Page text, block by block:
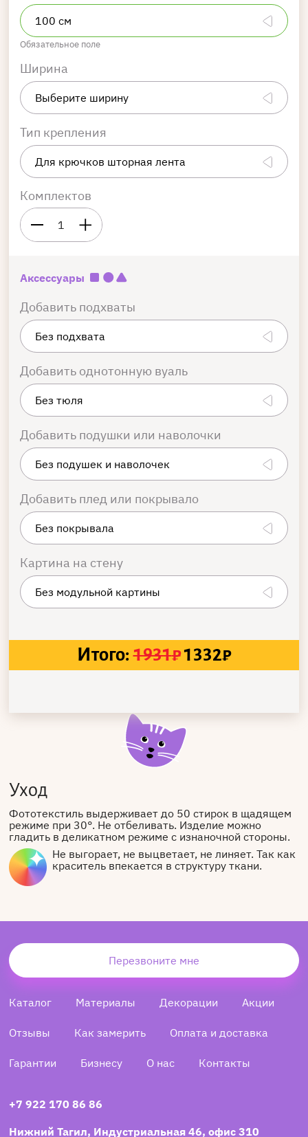
Обязательное поле
Ширина
Тип крепления
Комплектов
1
Аксессуары
Добавить подхваты
Добавить однотонную вуаль
Добавить подушки или наволочки
Добавить плед или покрывало
Картина на стену
Итого: 1931₽1332₽
Уход
Фототекстиль выдерживает до 50 стирок в щадящем
режиме при 30°. Не отбеливать. Изделие можно
гладить в деликатном режиме с изнаночной стороны.
Не выгорает, не выцветает, не линяет. Так как
краситель впекается в структуру ткани.
Перезвоните мне
Каталог Материалы Декорации Акции
Отзывы Как замерить Оплата и доставка
Гарантии Бизнесу О нас Контакты
+7 922 170 86 86
Нижний Тагил, Индустриальная 46, офис 310